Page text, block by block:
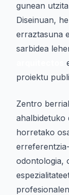
gunean
Diseinuan,
erraztasuna
sarbidea
proiektu
Zentro
ahalbidetuko
horretako
odontologia,